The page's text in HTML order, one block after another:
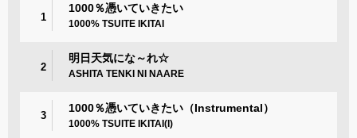
1
1000％憑いていきたい
1000% TSUITE IKITAI
2
明日天気にな～れ☆
ASHITA TENKI NI NAARE
3
1000％憑いていきたい（Instrumental）
1000% TSUITE IKITAI(I)